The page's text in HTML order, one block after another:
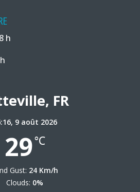
h
FR
9 août 2026
29°C
Gust: 24 Km/h
Clouds: 0%